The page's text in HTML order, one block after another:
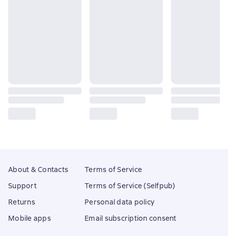
About & Contacts
Support
Returns
Mobile apps
Terms of Service
Terms of Service (Selfpub)
Personal data policy
Email subscription consent